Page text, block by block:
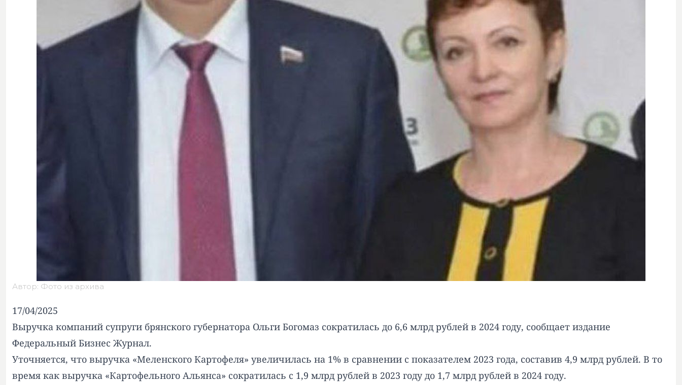
Автор: Фото из архива
17/04/2025
Выручка компаний супруги брянского губернатора Ольги Богомаз сократилась до 6,6 млрд рублей в 2024 году, сообщает издание
Федеральный Бизнес Журнал.
Уточняется, что выручка «Меленского Картофеля» увеличилась на 1% в сравнении с показателем 2023 года, составив 4,9 млрд рублей. В то
время как выручка «Картофельного Альянса» сократилась с 1,9 млрд рублей в 2023 году до 1,7 млрд рублей в 2024 году.